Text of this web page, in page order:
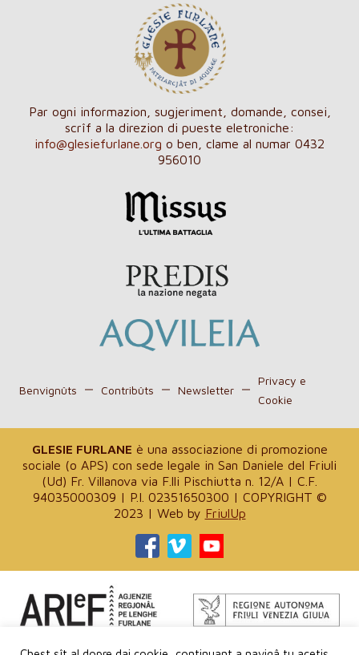
Par ogni informazion, sugjeriment, domande, consei,
scrîf a la direzion di pueste eletroniche:
info@glesiefurlane.org o ben, clame al numar 0432
956010
Benvignûts Contribûts Newsletter
Privacy e
Cookie
GLESIE FURLANE è una associazione di promozione
sociale (o APS) con sede legale in San Daniele del Friuli
(Ud) Fr. Villanova via F.lli Pischiutta n. 12/A | C.F.
94035000309 | P.I. 02351650300 | COPYRIGHT ©
2023 | Web by FriulUp